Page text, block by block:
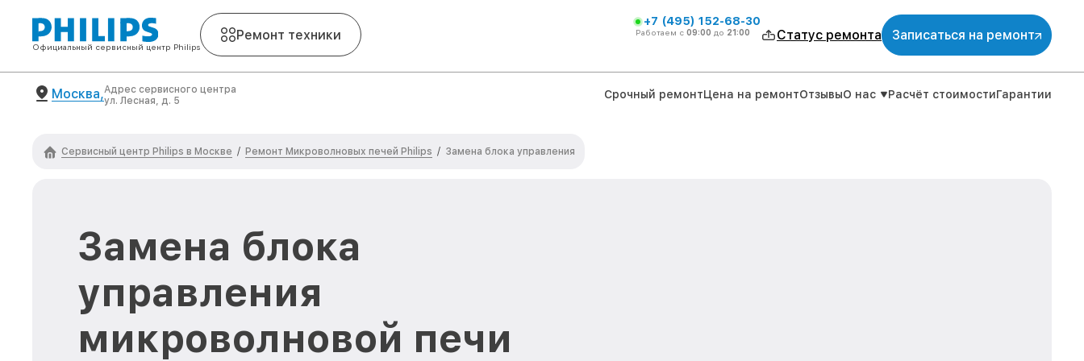
Официальный сервисный центр Philips
Ремонт техники
+7 (495) 152-68-30
Работаем с 09:00 до 21:00 Статус ремонта Записаться на ремонт
Москва,Адрес сервисного центра
ул. Лесная, д. 5
Срочный ремонтЦена на ремонтОтзывыО нас Расчёт стоимостиГарантии
Сервисный центр Philips в Москве / Ремонт Микроволновых печей Philips / Замена блока управления
Замена блока
управления
микроволновой печи